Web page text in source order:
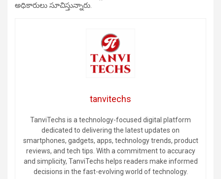
అధికారులు సూచిస్తున్నారు.
tanvitechs
TanviTechs is a technology-focused digital platform
dedicated to delivering the latest updates on
smartphones, gadgets, apps, technology trends, product
reviews, and tech tips. With a commitment to accuracy
and simplicity, TanviTechs helps readers make informed
decisions in the fast-evolving world of technology.